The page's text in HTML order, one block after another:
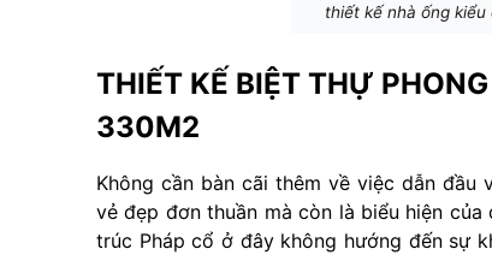
thiết kế nhà ống kiểu
THIẾT KẾ BIỆT THỰ
330M2
Không cần bàn cãi thêm về việc dẫn
vẻ đẹp đơn thuần mà còn là biểu hiện
trúc Pháp cổ ở đây không hướng đến sự